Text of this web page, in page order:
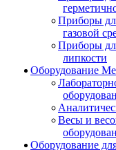
Приборы
газовой
Приборы
липкости
Оборудование
Весы и
Оборудование